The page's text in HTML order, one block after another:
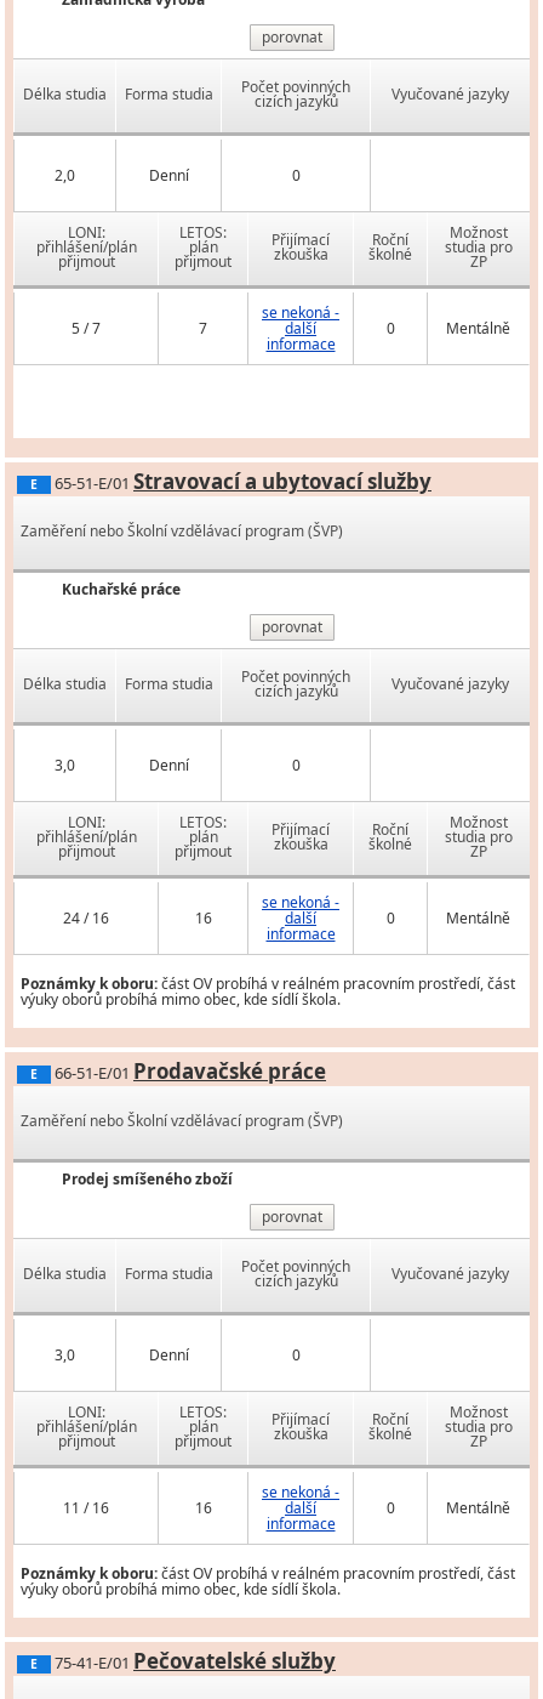
porovnat
Délka studia Forma studia Počet povinných
cizích jazyků Vyučované jazyky
2,0 Denní 0
LONI:
přihlášení/plán
přijmout
LETOS:
plán
přijmout
Přijímací
zkouška
Roční
školné
Možnost
studia pro
ZP
5 / 7 7
se nekoná -
další
informace
0 Mentálně
E 65-51-E/01 Stravovací a ubytovací služby
Zaměření nebo Školní vzdělávací program (ŠVP)
Kuchařské práce
porovnat
Délka studia Forma studia Počet povinných
cizích jazyků Vyučované jazyky
3,0 Denní 0
LONI:
přihlášení/plán
přijmout
LETOS:
plán
přijmout
Přijímací
zkouška
Roční
školné
Možnost
studia pro
ZP
24 / 16 16
se nekoná -
další
informace
0 Mentálně
Poznámky k oboru:část OV probíhá v reálném pracovním prostředí, část
výuky oborů probíhá mimo obec, kde sídlí škola.
E 66-51-E/01 Prodavačské práce
Zaměření nebo Školní vzdělávací program (ŠVP)
Prodej smíšeného zboží
porovnat
Délka studia Forma studia Počet povinných
cizích jazyků Vyučované jazyky
3,0 Denní 0
LONI:
přihlášení/plán
přijmout
LETOS:
plán
přijmout
Přijímací
zkouška
Roční
školné
Možnost
studia pro
ZP
11 / 16 16
se nekoná -
další
informace
0 Mentálně
Poznámky k oboru:část OV probíhá v reálném pracovním prostředí, část
výuky oborů probíhá mimo obec, kde sídlí škola.
E 75-41-E/01 Pečovatelské služby